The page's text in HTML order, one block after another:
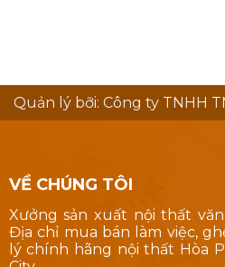
Quản lý bỡi: Công ty TNHH
VỀ CHÚNG TÔI
Xưởng sản xuất nội thất
Địa chỉ mua bán làm việc,
lý chính hãng nội thất Hòa